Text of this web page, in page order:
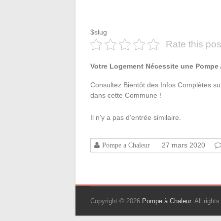
$slug
Rate this
Votre Logement Nécessite une
Consultez Bientôt des Infos Complètes
dans cette Commune !
Il n’y a pas d’entrée similaire.
Pompe a Chaleur 27 mars 2020
Copyright © 2026 Pompe à Chaleur. All